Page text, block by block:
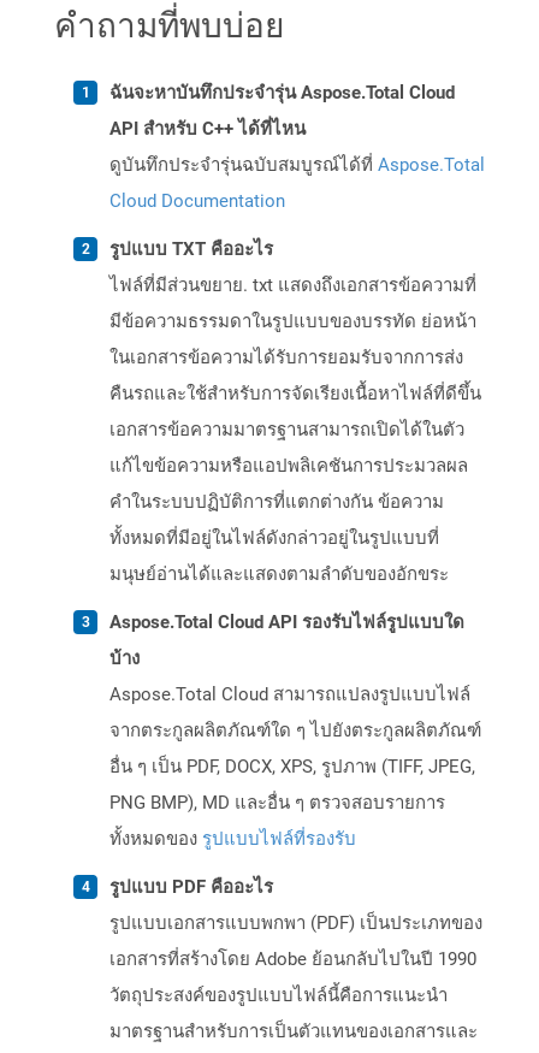
คำถามที่พบบ่อย
ฉันจะหาบันทึกประจำรุ่น Aspose.Total Cloud
API สำหรับ C++ ได้ที่ไหน
ดูบันทึกประจำรุ่นฉบับสมบูรณ์ได้ที่ Aspose.Total
Cloud Documentation
รูปแบบ TXT คืออะไร
ไฟล์ที่มีส่วนขยาย. txt แสดงถึงเอกสารข้อความที่
มีข้อความธรรมดาในรูปแบบของบรรทัด ย่อหน้า
ในเอกสารข้อความได้รับการยอมรับจากการส่ง
คืนรถและใช้สำหรับการจัดเรียงเนื้อหาไฟล์ที่ดีขึ้น
เอกสารข้อความมาตรฐานสามารถเปิดได้ในตัว
แก้ไขข้อความหรือแอปพลิเคชันการประมวลผล
คำในระบบปฏิบัติการที่แตกต่างกัน ข้อความ
ทั้งหมดที่มีอยู่ในไฟล์ดังกล่าวอยู่ในรูปแบบที่
มนุษย์อ่านได้และแสดงตามลำดับของอักขระ
Aspose.Total Cloud API รองรับไฟล์รูปแบบใด
บ้าง
Aspose.Total Cloud สามารถแปลงรูปแบบไฟล์
จากตระกูลผลิตภัณฑ์ใด ๆ ไปยังตระกูลผลิตภัณฑ์
อื่น ๆ เป็น PDF, DOCX, XPS, รูปภาพ (TIFF, JPEG,
PNG BMP), MD และอื่น ๆ ตรวจสอบรายการ
ทั้งหมดของ รูปแบบไฟล์ที่รองรับ
รูปแบบ PDF คืออะไร
รูปแบบเอกสารแบบพกพา (PDF) เป็นประเภทของ
เอกสารที่สร้างโดย Adobe ย้อนกลับไปในปี 1990
วัตถุประสงค์ของรูปแบบไฟล์นี้คือการแนะนำ
มาตรฐานสำหรับการเป็นตัวแทนของเอกสารและ